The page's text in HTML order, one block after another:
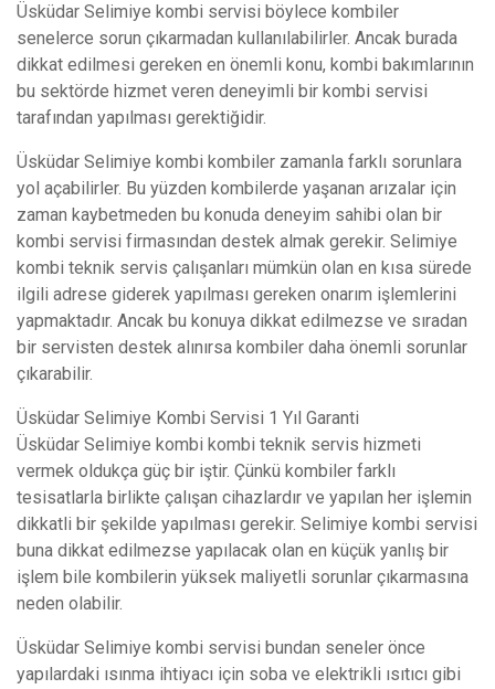
Üsküdar Selimiye kombi servisi böylece kombiler
senelerce sorun çıkarmadan kullanılabilirler. Ancak burada
dikkat edilmesi gereken en önemli konu, kombi bakımlarının
bu sektörde hizmet veren deneyimli bir kombi servisi
tarafından yapılması gerektiğidir.
Üsküdar Selimiye kombi kombiler zamanla farklı sorunlara
yol açabilirler. Bu yüzden kombilerde yaşanan arızalar için
zaman kaybetmeden bu konuda deneyim sahibi olan bir
kombi servisi firmasından destek almak gerekir. Selimiye
kombi teknik servis çalışanları mümkün olan en kısa sürede
ilgili adrese giderek yapılması gereken onarım işlemlerini
yapmaktadır. Ancak bu konuya dikkat edilmezse ve sıradan
bir servisten destek alınırsa kombiler daha önemli sorunlar
çıkarabilir.
Üsküdar Selimiye Kombi Servisi 1 Yıl Garanti
Üsküdar Selimiye kombi kombi teknik servis hizmeti
vermek oldukça güç bir iştir. Çünkü kombiler farklı
tesisatlarla birlikte çalışan cihazlardır ve yapılan her işlemin
dikkatli bir şekilde yapılması gerekir. Selimiye kombi servisi
buna dikkat edilmezse yapılacak olan en küçük yanlış bir
işlem bile kombilerin yüksek maliyetli sorunlar çıkarmasına
neden olabilir.
Üsküdar Selimiye kombi servisi bundan seneler önce
yapılardaki ısınma ihtiyacı için soba ve elektrikli ısıtıcı gibi